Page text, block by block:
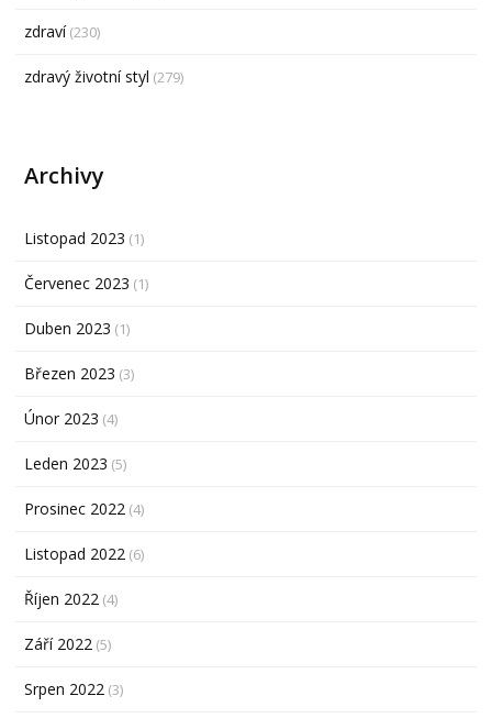
zdraví(230)
zdravý životní styl (279)
Archivy
Listopad 2023 (1)
Červenec 2023 (1)
Duben 2023 (1)
Březen 2023 (3)
Únor 2023 (4)
Leden 2023 (5)
Prosinec 2022 (4)
Listopad 2022 (6)
Říjen 2022 (4)
Září 2022 (5)
Srpen 2022 (3)